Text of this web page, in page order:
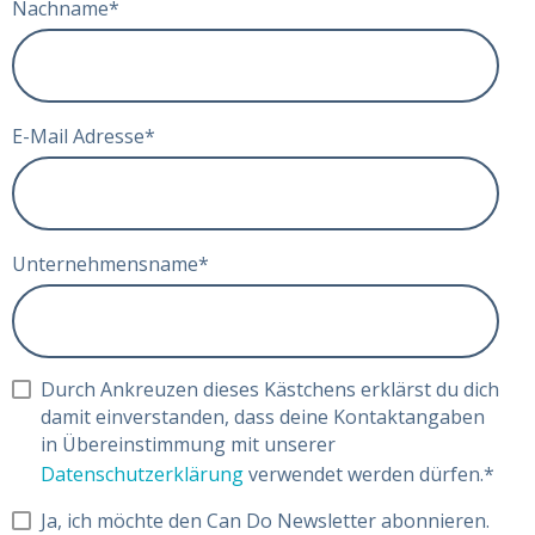
Nachname*
E-Mail Adresse*
Unternehmensname*
Durch Ankreuzen dieses Kästchens erklärst du dich
damit einverstanden, dass deine Kontaktangaben
in Übereinstimmung mit unserer
Datenschutzerklärungverwendet werden dürfen.*
Ja, ich möchte den Can Do Newsletter abonnieren.